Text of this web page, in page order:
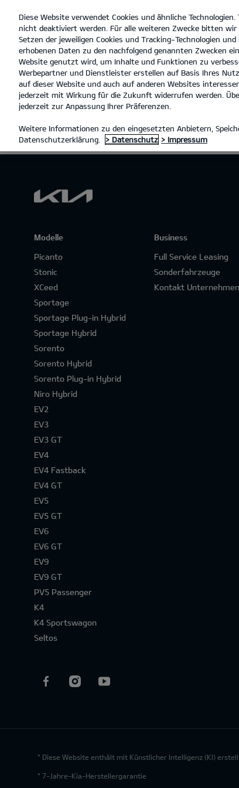
open
menu
BUSINESS
Modelle
Picanto
Stonic
XCeed
Sportage
Sportage Plug-in Hybrid
Sportage Hybrid
Sorento
Sorento Hybrid
Sorento Plug-in Hybrid
Niro Hybrid
EV2
EV3
EV3 GT
EV4
EV4 Fastback
EV4 GT
EV5
EV5 GT
EV6
EV6 GT
EV9
EV9 GT
PV5 Passenger
K4
K4 Sportswagon
Seltos
Business
Full Service Leasing
Sonderfahrzeuge
Kontakt Unternehmen
* Diese Website enthält mit Künstlicher Intelligenz (KI)
* 7-Jahre-Kia-Herstellergarantie
Diese Website verwendet Cookies und ähnliche
nicht deaktiviert werden. Für alle weiteren Zwecke bitten
Setzen der jeweiligen Cookies und Tracking-Technologien
erhobenen Daten zu den nachfolgend genannten Zwecken
Website genutzt wird, um Inhalte und Funktionen zu
Werbepartner und Dienstleister erstellen auf Basis Ihres
auf dieser Website und auch auf anderen Websites
jederzeit mit Wirkung für die Zukunft widerrufen werden.
jederzeit zur Anpassung Ihrer Präferenzen.
Weitere Informationen zu den eingesetzten Anbietern,
Datenschutzerklärung.
> Datenschutz > Impressum